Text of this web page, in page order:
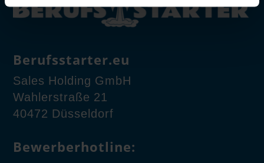
Berufsstarter.eu
Sales Holding GmbH
Wahlerstraße 21
40472 Düsseldorf
Bewerberhotline: